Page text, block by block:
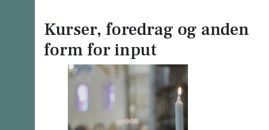
Kurser, foredrag og anden
form for input